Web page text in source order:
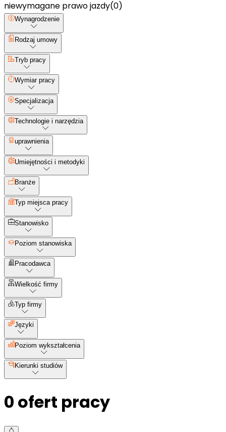
niewymagane prawo jazdy(0)
Wynagrodzenie
Rodzaj umowy
Tryb pracy
Wymiar pracy
Specjalizacja
Technologie i narzędzia
uprawnienia
Umiejętności i metodyki
Branże
Typ miejsca pracy
Stanowisko
Poziom stanowiska
Pracodawca
Wielkość firmy
Typ firmy
Języki
Poziom wykształcenia
Kierunki studiów
0 ofert pracy